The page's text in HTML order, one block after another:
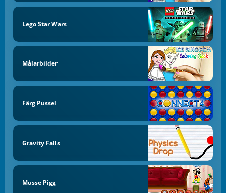
Lego Star Wars
Målarbilder
Färg Pussel
Gravity Falls
Musse Pigg